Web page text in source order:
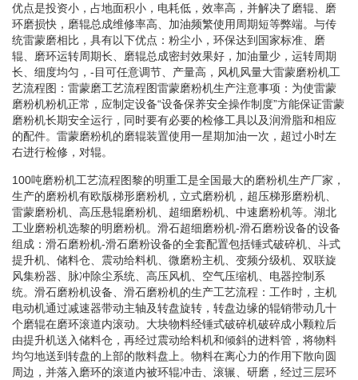
优点是投资小，占地面积小，电耗低，效率高，并解决了磨辊、磨
环磨损快，磨辊总成维修率高、加油频繁使用周期短等弊端。与传
统雷蒙磨相比，具有以下优点：粉尘小，环保达到国家标准、磨
辊、磨环运转周期长、磨辊总成密封效果好，加油量少，运转周期
长、细度均匀，-目可任意调节、产量高，风机风量大雷蒙磨粉机工
艺流程图：雷蒙磨工艺流程图雷蒙磨粉机生产注意事项：为使雷蒙
磨粉机粉机正常，应制定设备“设备保养安全操作制度”方能保证雷蒙
磨粉机长期安全运行，同时要有必要的检修工具以及润滑脂和相应
的配件。雷蒙磨粉机的磨辊装置使用一星期加油一次，超过小时左
右进行检修，对辊。
100吨磨粉机工艺流程图黎的明重工是全国最大的磨粉机生产厂家，
生产的磨粉机有欧版梯形磨粉机，立式磨粉机，超压梯形磨粉机、
雷蒙磨粉机、高压悬辊磨粉机、超细磨粉机、中速磨粉机等。湖北
工业磨粉机选黎的明磨粉机。滑石超细磨粉机-滑石磨粉设备的设备
组成：滑石磨粉机-滑石磨粉设备的全套配置包括锤式破碎机、斗式
提升机、储料仓、震动给料机、微磨粉主机、变频分级机、双联旋
风集粉器、脉冲除尘系统、高压风机、空气压缩机、电器控制系
统。滑石磨粉机设备、滑石磨粉机的生产工艺流程：工作时，主机
电动机通过减速器带动主轴及转盘旋转，转盘边缘的辊销带动几十
个磨辊在磨环滚道内滚动。大块物料经锤式破碎机破碎成小颗粒后
由提升机送入储料仓，再经过震动给料机和倾斜的进料管，将物料
均匀地送到转盘的上部的散料盘上。物料在离心力的作用下散向圆
周边，并落入磨环的滚道内被环辊冲击、滚辗、研磨，经过三层环